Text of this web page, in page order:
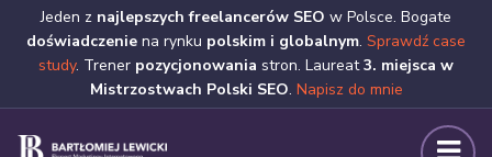
Jeden z najlepszych freelancerów SEO w Polsce. Bogate
doświadczenie na rynku polskim i globalnym. Sprawdź case
study. Trener pozycjonowania stron. Laureat3. miejsca w
Mistrzostwach Polski SEO. Napisz do mnie